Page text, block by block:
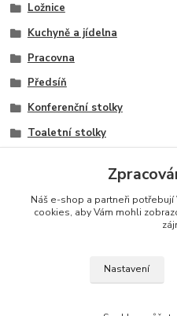
Ložnice
Kuchyně a jídelna
Pracovna
Předsíň
Konferenční stolky
Toaletní stolky
Obchodní
Náš e-shop a partneři potřebují
cookies, aby Vám mohli
Nastavení